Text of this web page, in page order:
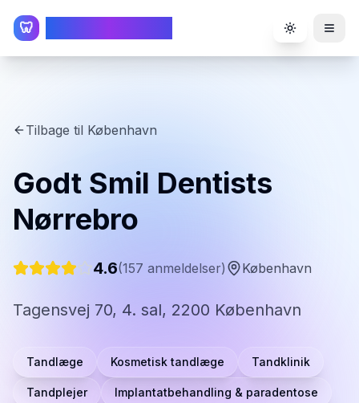
🦷 Toggle
Tilbage til København
Godt Smil Dentists
Nørrebro
4.6(157 anmeldelser) København
Tagensvej 70, 4. sal, 2200 København
Tandlæge Kosmetisk tandlæge Tandklinik
Tandplejer Implantatbehandling & paradentose